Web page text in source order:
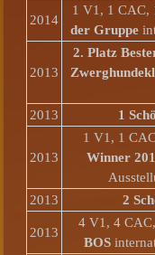
2014
1 V1, 1 CAC,
der Gruppe
2013
2. Platz
2013
1
2013
1 V1, 1
Winner
2013
2
2013
4 V1, 4
BOS